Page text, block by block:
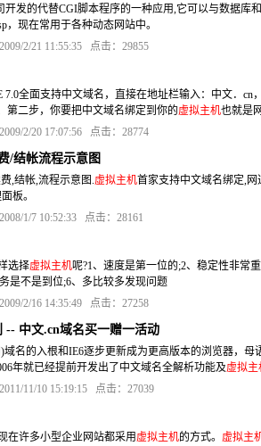
开发的代替CGI脚本程序的一种应用,它可以与数据库
，现在常用于各种动态网站中。
2/21 11:55:35 点击：29855
全面支持中文域名，直接在地址栏输入：中文．cn
第二步，你要把中文域名绑定到你的虚拟主机也就是
2/20 17:07:56 点击：28774
/结帐流程示意图
,结帐,流程示意图.虚拟主机首家支持中文域名绑定,
板。
1/7 10:52:33 点击：28161
选择虚拟主机呢?1、速度是第一位的;2、稳定性非常
是不是到位;6、多比较多发现问题
2/16 14:35:49 点击：27258
-- 中文.cn域名买一赠一活动
名的入根和IE6逐步更新成为更高版本的浏览器，
年就已经提前开发出了中文域名全解析功能及虚拟主
11/10 15:19:15 点击：27039
在许多小型企业网站都采用 虚拟主机的方式。 虚拟主